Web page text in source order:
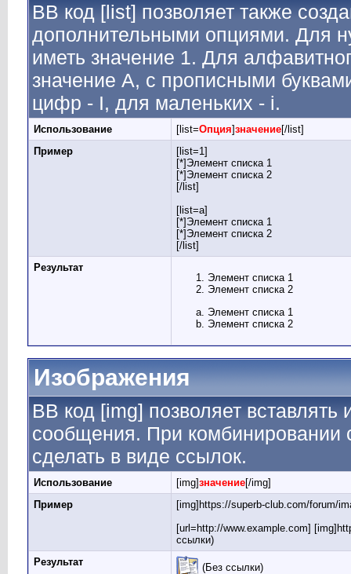
BB код [list] позволяет также
дополнительными опциями. Для
иметь значение 1. Для
значение A, с прописными
цифр - I, для маленьких - i.
Использование [list=Опция]значение[/list]
Пример
[list=1]
[*]Элемент списка 1
[*]Элемент списка 2
[/list]
[list=a]
[*]Элемент списка 1
[*]Элемент списка 2
[/list]
Результат
Элемент списка 1
Элемент списка 2
Элемент списка 1
Элемент списка 2
Изображения
BB код [img] позволяет
сообщения. При комбинировании
сделать в виде ссылок.
Использование [img]значение[/img]
Пример
[img]https://superb-club.com/forum/
[url=http://www.example.com]
ссылки)
Результат
(Без ссылки)